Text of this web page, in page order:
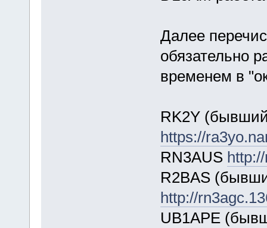
Далее
обязательно
временем в
RK2Y
https://
RN3AUS
R2BAS
http://
UB1APE